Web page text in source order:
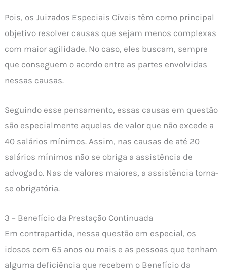
Pois, os Juizados Especiais Cíveis têm como principal
objetivo resolver causas que sejam menos complexas
com maior agilidade. No caso, eles buscam, sempre
que conseguem o acordo entre as partes envolvidas
nessas causas.
Seguindo esse pensamento, essas causas em questão
são especialmente aquelas de valor que não excede a
40 salários mínimos. Assim, nas causas de até 20
salários mínimos não se obriga a assistência de
advogado. Nas de valores maiores, a assistência torna-
se obrigatória.
3 – Benefício da Prestação Continuada
Em contrapartida, nessa questão em especial, os
idosos com 65 anos ou mais e as pessoas que tenham
alguma deficiência que recebem o Benefício da